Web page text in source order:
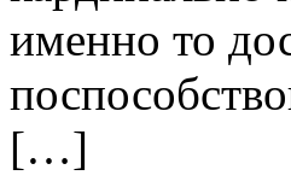
именно то
[…]